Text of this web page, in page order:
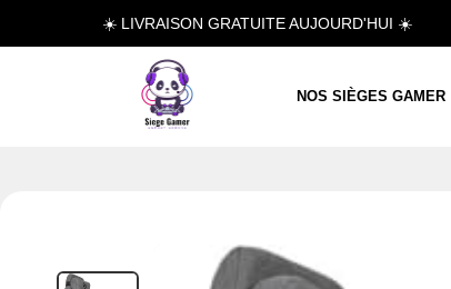
☀️ LIVRAISON GRATUITE AUJOURD'HUI ☀️
NOS SIÈGES GAMER